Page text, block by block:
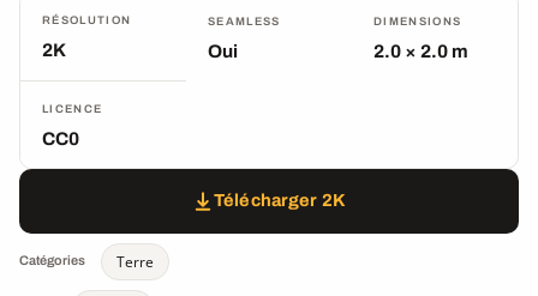
RÉSOLUTION
2K
SEAMLESS
Oui
DIMENSIONS
2.0 × 2.0 m
LICENCE
CC0
Télécharger 2K
Catégories Terre